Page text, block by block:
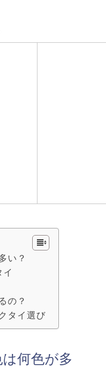
い？
イ
の？
タイ選び
何色が多